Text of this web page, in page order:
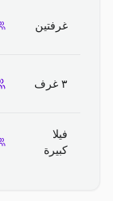
غرفتين
٣ غرف
فيلا
كبيرة